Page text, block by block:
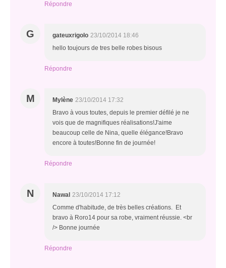
Répondre
G gateuxrigolo 23/10/2014 18:46
hello toujours de tres belle robes bisous
Répondre
M Mylène 23/10/2014 17:32
Bravo à vous toutes, depuis le premier défilé je ne
vois que de magnifiques réalisations!J'aime
beaucoup celle de Nina, quelle élégance!Bravo
encore à toutes!Bonne fin de journée!
Répondre
N Nawal 23/10/2014 17:12
Comme d'habitude, de très belles créations. Et
bravo à Roro14 pour sa robe, vraiment réussie. <br
/> Bonne journée
Répondre